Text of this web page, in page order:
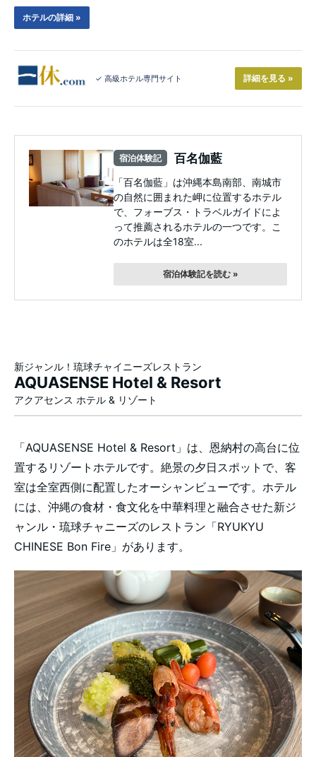
ホテルの詳細 »
✓ 高級ホテル専門サイト 詳細を見る »
宿泊体験記 百名伽藍
「百名伽藍」は沖縄本島南部、南城市
の自然に囲まれた岬に位置するホテル
で、フォーブス・トラベルガイドによ
って推薦されるホテルの一つです。こ
のホテルは全18室...
宿泊体験記を読む »
新ジャンル！琉球チャイニーズレストラン
AQUASENSE Hotel & Resort
アクアセンス ホテル & リゾート
「AQUASENSE Hotel & Resort」は、恩納村の高台に位
置するリゾートホテルです。絶景の夕日スポットで、客
室は全室西側に配置したオーシャンビューです。ホテル
には、沖縄の食材・食文化を中華料理と融合させた新ジ
ャンル・琉球チャニーズのレストラン「RYUKYU
CHINESE Bon Fire」があります。